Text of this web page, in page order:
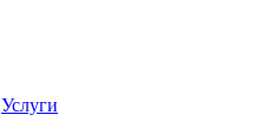
Услуги